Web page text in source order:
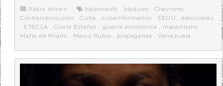
o
k
r
e
r
a
Radio shows baloncesto bloqueo Chavismo
Contrarrevolución
,Cuba cubainformacion EEUU
elecciones
ETECSA ,Gloria Estefan guerra económica macartismo
Mafia de Miami
Marco Rubio propaganda ,Venezuela